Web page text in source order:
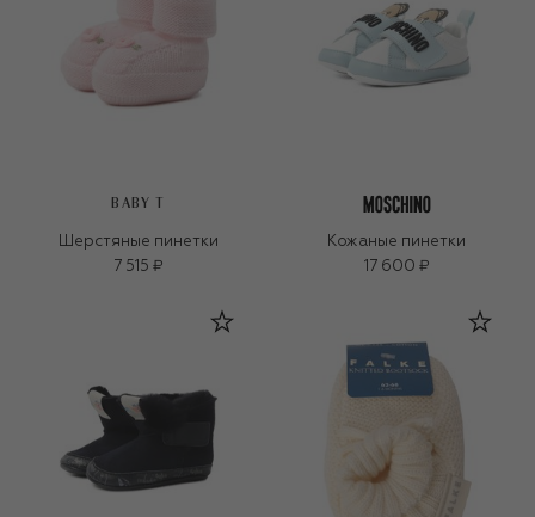
BABY T
Шерстяные пинетки
7 515 ₽
Кожаные пинетки
17 600 ₽